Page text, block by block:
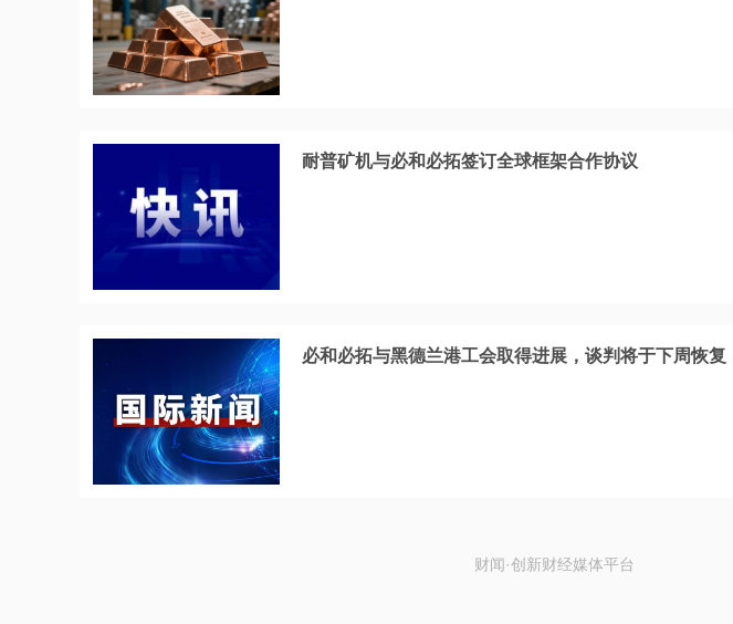
耐普矿机与必和必拓签订全球框架合作协议
必和必拓与黑德兰港工会取得进展，谈判将于下周恢复
财闻·创新财经媒体平台